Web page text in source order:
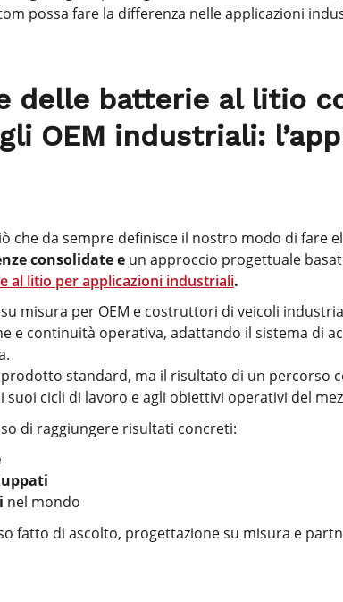
possa fare la differenza nelle applicazioni
delle batterie al litio
OEM industriali:
che da sempre definisce il nostro modo di fare
consolidate e un approccio progettuale
al litio per applicazioni industriali.
misura per OEM e costruttori di veicoli
e continuità operativa, adattando il sistema di
standard, ma il risultato di un percorso
suoi cicli di lavoro e agli obiettivi operativi del
di raggiungere risultati concreti:
nel mondo
fatto di ascolto, progettazione su misura e